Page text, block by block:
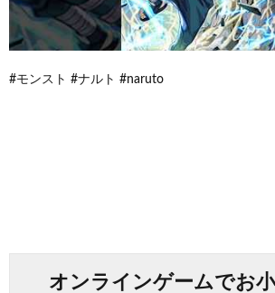
#モンスト #ナルト #naruto
オンラインゲームでお